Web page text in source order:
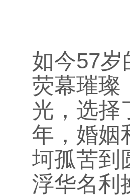
如今57岁
荧幕璀璨
光，选择
年，婚姻
坷孤苦到
浮华名利